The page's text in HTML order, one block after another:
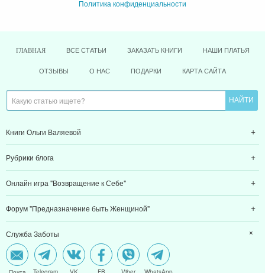
Политика конфиденциальности
ГЛАВНАЯ ВСЕ СТАТЬИ ЗАКАЗАТЬ КНИГИ НАШИ ПЛАТЬЯ
ОТЗЫВЫ О НАС ПОДАРКИ КАРТА САЙТА
Книги Ольги Валяевой
Рубрики блога
Онлайн игра "Возвращение к Себе"
Форум "Предназначение быть Женщиной"
Служба Заботы